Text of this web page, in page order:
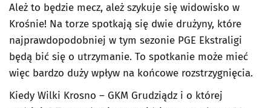
Ależ to będzie mecz, ależ szykuje się widowisko w
Krośnie! Na torze spotkają się dwie drużyny, które
najprawdopodobniej w tym sezonie PGE Ekstraligi
będą bić się o utrzymanie. To spotkanie może mieć
więc bardzo duży wpływ na końcowe rozstrzygnięcia.
Kiedy Wilki Krosno – GKM Grudziądz i o której